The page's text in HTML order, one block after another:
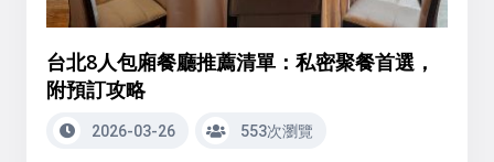
台北8人包廂餐廳推薦清單：私密聚餐首選，
附預訂攻略
2026-03-26 553次瀏覽